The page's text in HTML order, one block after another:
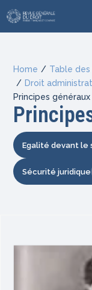
Home / Table
/ Droit
Principes
Egalité devant le
Sécurité juridique